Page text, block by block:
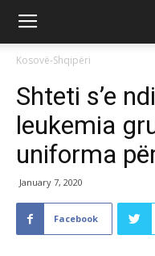
Kosovë-Shqipëri
Shteti s’e
leukemia
uniforma
January 7, 2020
Facebook